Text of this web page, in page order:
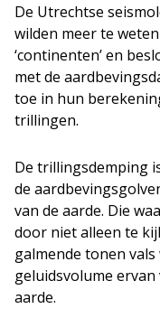
De Utrechtse
wilden meer te
‘continenten’ en
met de
toe in hun
trillingen.
De trillingsdemping
de
van de aarde. Die
door niet alleen te
galmende tonen
geluidsvolume
aarde.